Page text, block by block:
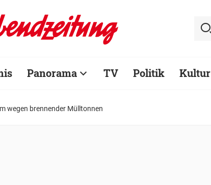
Panorama TV Politik Kultur
wegen brennender Mülltonnen